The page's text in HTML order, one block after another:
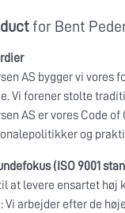
for Bent
AS bygger vi
Vi forener stolte
AS er vores Code
og
(ISO 9001
at levere ensartet høj
Vi arbejder efter de